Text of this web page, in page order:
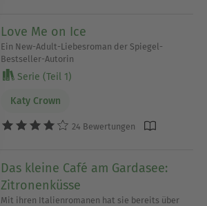
Love Me on Ice
Ein New-Adult-Liebesroman der Spiegel-
Bestseller-Autorin
Serie (Teil 1)
Katy Crown
24 Bewertungen
Das kleine Café am Gardasee:
Zitronenküsse
Mit ihren Italienromanen hat sie bereits über